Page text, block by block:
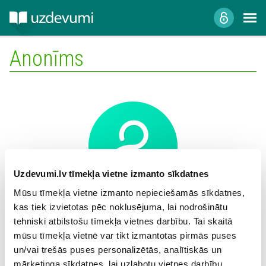
Uzdevumi.lv tīmekļa vietne izmanto sīkdatnes
Mūsu tīmekļa vietne izmanto nepieciešamās sīkdatnes,
kas tiek izvietotas pēc noklusējuma, lai nodrošinātu
tehniski atbilstošu tīmekļa vietnes darbību. Tai skaitā
mūsu tīmekļa vietnē var tikt izmantotas pirmās puses
un/vai trešās puses personalizētās, analītiskās un
mārketinga sīkdatnes, lai uzlabotu vietnes darbību,
Anonīms
Mācību iestāde: